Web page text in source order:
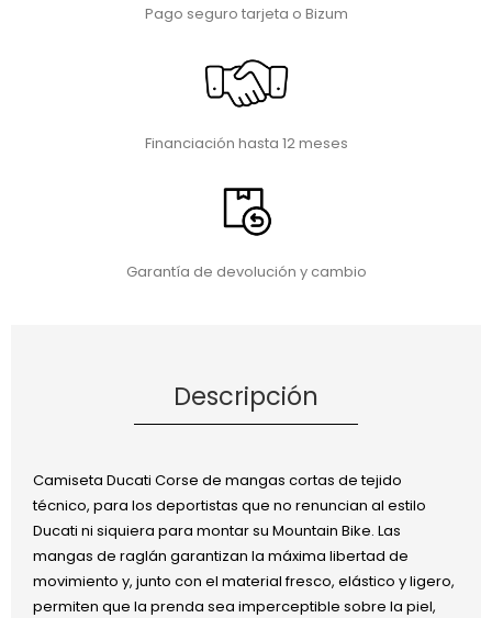
Pago seguro tarjeta o Bizum
Financiación hasta 12 meses
Garantía de devolución y cambio
Descripción
Camiseta Ducati Corse de mangas cortas de tejido
técnico, para los deportistas que no renuncian al estilo
Ducati ni siquiera para montar su Mountain Bike. Las
mangas de raglán garantizan la máxima libertad de
movimiento y, junto con el material fresco, elástico y ligero,
permiten que la prenda sea imperceptible sobre la piel,